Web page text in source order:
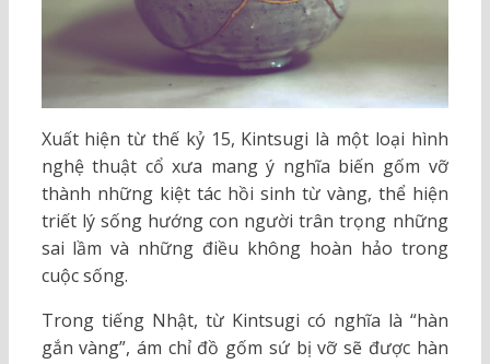
Xuất hiện từ thế kỷ 15, Kintsugi là một loại hình
nghệ thuật cổ xưa mang ý nghĩa biến gốm vỡ
thành những kiệt tác hồi sinh từ vàng, thể hiện
triết lý sống hướng con người trân trọng những
sai lầm và những điều không hoàn hảo trong
cuộc sống.
Trong tiếng Nhật, từ Kintsugi có nghĩa là “hàn
gắn vàng”, ám chỉ đồ gốm sứ bị vỡ sẽ được hàn